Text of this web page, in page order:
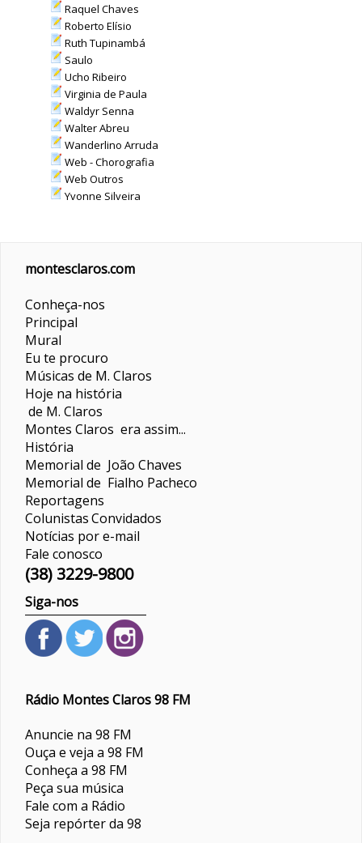
Raquel Chaves
Roberto Elísio
Ruth Tupinambá
Saulo
Ucho Ribeiro
Virginia de Paula
Waldyr Senna
Walter Abreu
Wanderlino Arruda
Web - Chorografia
Web Outros
Yvonne Silveira
montesclaros.com
Conheça-nos
Principal
Mural
Eu te procuro
Músicas de M. Claros
Hoje na história
de M. Claros
Montes Claros era assim...
História
Memorial de João Chaves
Memorial de Fialho Pacheco
Reportagens
ColunistasConvidados
Notícias por e-mail
Fale conosco
(38) 3229-9800
Siga-nos
Rádio Montes Claros 98 FM
Anuncie na 98 FM
Ouça e veja a 98 FM
Conheça a 98 FM
Peça sua música
Fale com a Rádio
Seja repórter da 98